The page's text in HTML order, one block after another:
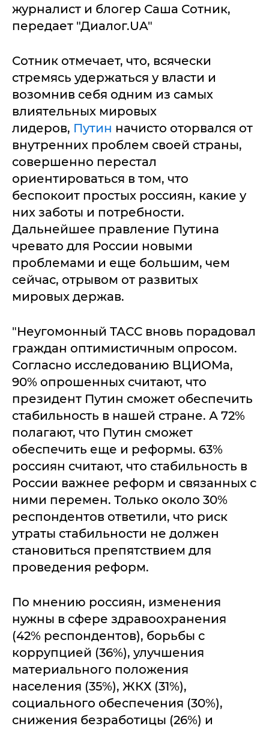
журналист и блогер Саша Сотник,
передает "Диалог.UA"
Сотник отмечает, что, всячески
стремясь удержаться у власти и
возомнив себя одним из самых
влиятельных мировых
лидеров, Путин начисто оторвался от
внутренних проблем своей страны,
совершенно перестал
ориентироваться в том, что
беспокоит простых россиян, какие у
них заботы и потребности.
Дальнейшее правление Путина
чревато для России новыми
проблемами и еще большим, чем
сейчас, отрывом от развитых
мировых держав.
"Неугомонный ТАСС вновь порадовал
граждан оптимистичным опросом.
Согласно исследованию ВЦИОМа,
90% опрошенных считают, что
президент Путин сможет обеспечить
стабильность в нашей стране. А 72%
полагают, что Путин сможет
обеспечить еще и реформы. 63%
россиян считают, что стабильность в
России важнее реформ и связанных с
ними перемен. Только около 30%
респондентов ответили, что риск
утраты стабильности не должен
становиться препятствием для
проведения реформ.
По мнению россиян, изменения
нужны в сфере здравоохранения
(42% респондентов), борьбы с
коррупцией (36%), улучшения
материального положения
населения (35%), ЖКХ (31%),
социального обеспечения (30%),
снижения безработицы (26%) и